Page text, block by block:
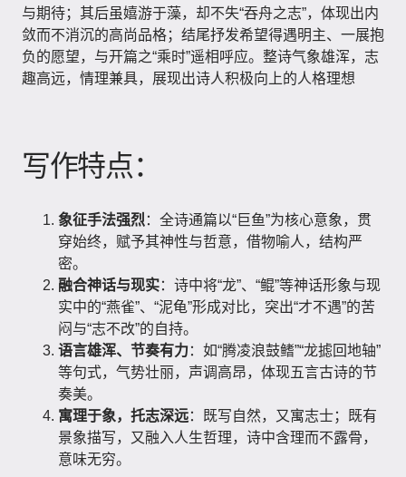
与期待；其后虽嬉游于藻，却不失“吞舟之志”，体现出内
敛而不消沉的高尚品格；结尾抒发希望得遇明主、一展抱
负的愿望，与开篇之“乘时”遥相呼应。整诗气象雄浑，志
趣高远，情理兼具，展现出诗人积极向上的人格理想
写作特点：
象征手法强烈 ：全诗通篇以“巨鱼”为核心意象，贯
穿始终，赋予其神性与哲意，借物喻人，结构严
密。
融合神话与现实：诗中将“龙”、“鲲”等神话形象与现
实中的“燕雀”、“泥龟”形成对比，突出“才不遇”的苦
闷与“志不改”的自持。
语言雄浑、节奏有力：如“腾凌浪鼓鳍”“龙摅回地轴”
等句式，气势壮丽，声调高昂，体现五言古诗的节
奏美。
寓理于象，托志深远：既写自然，又寓志士；既有
景象描写，又融入人生哲理，诗中含理而不露骨，
意味无穷。